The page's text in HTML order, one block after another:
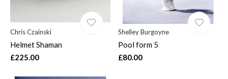
Chris Czainski
Helmet Shaman
£225.00
Shelley Burgoyne
Pool form 5
£80.00